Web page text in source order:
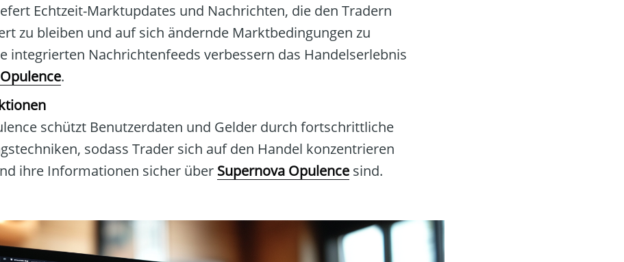
Echtzeit-Marktupdates und Nachrichten, die den Tradern
zu bleiben und auf sich ändernde Marktbedingungen zu
integrierten Nachrichtenfeeds verbessern das Handelserlebnis
.
schützt Benutzerdaten und Gelder durch fortschrittliche
sodass Trader sich auf den Handel konzentrieren
ihre Informationen sicher über Supernova Opulence sind.